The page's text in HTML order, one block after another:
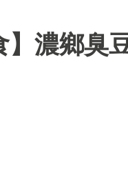
】濃鄉臭